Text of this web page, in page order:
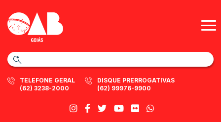
TELEFONE GERAL
(62) 3238-2000
DISQUE PRERROGATIVAS
(62) 99976-9900